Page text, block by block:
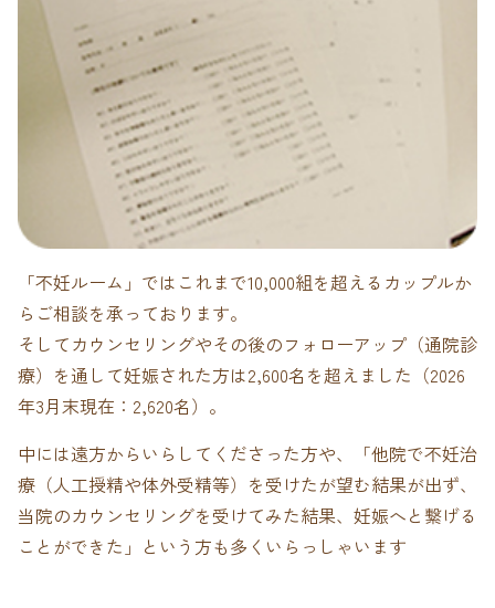
「不妊ルーム」ではこれまで10,000組を超えるカップルか
らご相談を承っております。
そしてカウンセリングやその後のフォローアップ（通院診
療）を通して妊娠された方は2,600名を超えました（2026
年3月末現在：2,620名）。
中には遠方からいらしてくださった方や、「他院で不妊治
療（人工授精や体外受精等）を受けたが望む結果が出ず、
当院のカウンセリングを受けてみた結果、妊娠へと繋げる
ことができた」という方も多くいらっしゃいます